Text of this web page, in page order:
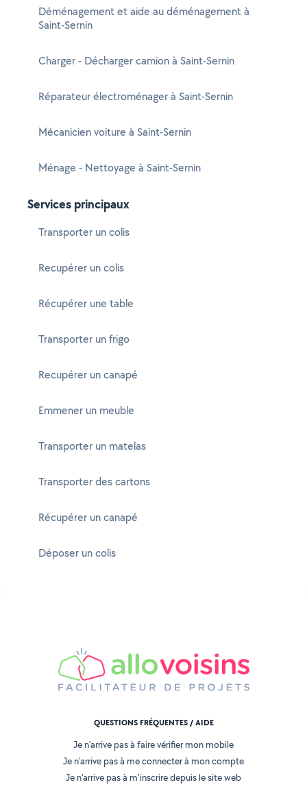
Déménagement et aide au déménagement à
Saint-Sernin
Charger - Décharger camion à Saint-Sernin
Réparateur électroménager à Saint-Sernin
Mécanicien voiture à Saint-Sernin
Ménage - Nettoyage à Saint-Sernin
Services principaux
Transporter un colis
Recupérer un colis
Récupérer une table
Transporter un frigo
Recupérer un canapé
Emmener un meuble
Transporter un matelas
Transporter des cartons
Récupérer un canapé
Déposer un colis
QUESTIONS FRÉQUENTES / AIDE
Je n'arrive pas à faire vérifier mon mobile
Je n'arrive pas à me connecter à mon compte
Je n'arrive pas à m'inscrire depuis le site web